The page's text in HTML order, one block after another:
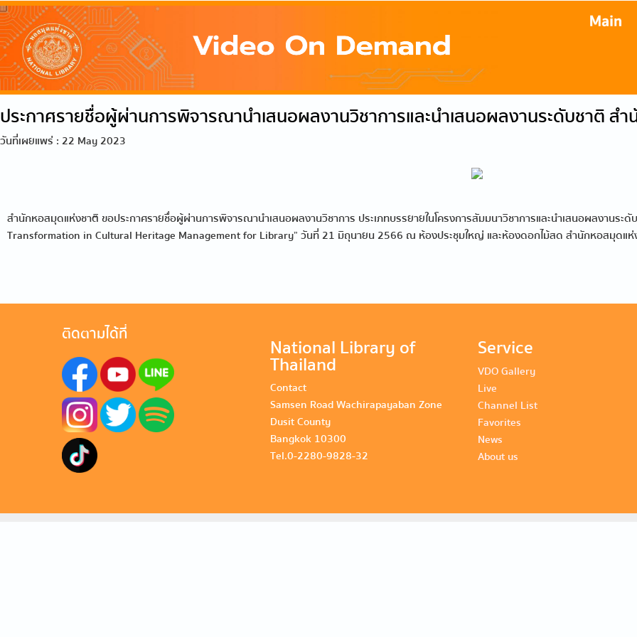
ประกาศรายชื่อผู้ผ่านการพิจารณานำเสนอผลงานวิชาการและนำเสนอผลงานระดับชาติ ส
วันที่เผยแพร่ : 22 May 2023
สำนักหอสมุดแห่งชาติ ขอประกาศรายชื่อผู้ผ่านการพิจารณานำเสนอผลงานวิชาการ ประเภทบรรยายในโครงการสัมมนาวิชาการและนำเสนอผลงานระ
Transformation in Cultural Heritage Management for Library” วันที่ 21 มิถุนายน 2566 ณ ห้องประชุมใหญ่ และห้องดอกไม้สด สำนักหอสมุดแห่
ติดตามได้ที่ National Library of
Thailand
Contact
Samsen Road Wachirapayaban Zone
Dusit County
Bangkok 10300
Tel. 0-2280-9828-32
Service
VDO Gallery
Live
Channel List
Favorites
News
About us